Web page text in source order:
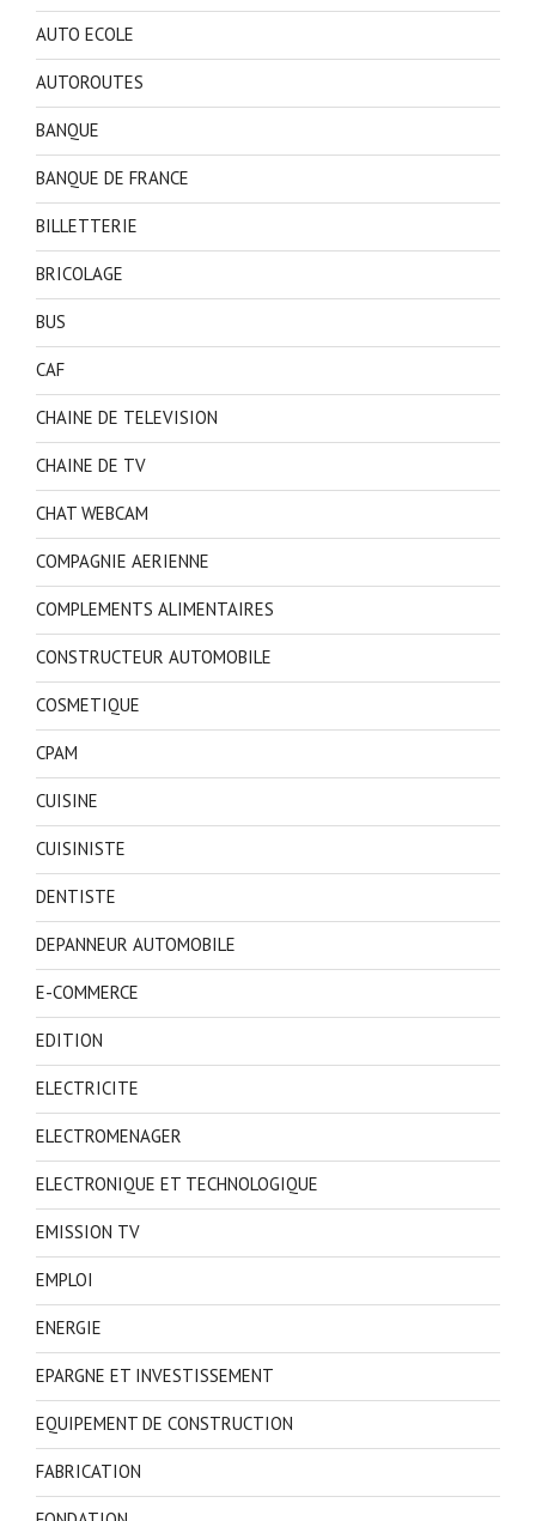
AUTO ECOLE
AUTOROUTES
BANQUE
BANQUE DE FRANCE
BILLETTERIE
BRICOLAGE
BUS
CAF
CHAINE DE TELEVISION
CHAINE DE TV
CHAT WEBCAM
COMPAGNIE AERIENNE
COMPLEMENTS ALIMENTAIRES
CONSTRUCTEUR AUTOMOBILE
COSMETIQUE
CPAM
CUISINE
CUISINISTE
DENTISTE
DEPANNEUR AUTOMOBILE
E-COMMERCE
EDITION
ELECTRICITE
ELECTROMENAGER
ELECTRONIQUE ET TECHNOLOGIQUE
EMISSION TV
EMPLOI
ENERGIE
EPARGNE ET INVESTISSEMENT
EQUIPEMENT DE CONSTRUCTION
FABRICATION